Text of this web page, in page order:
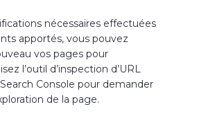
nécessaires effectuées
apportés, vous pouvez
vos pages pour
l’outil d’inspection d’URL
Console pour demander
de la page.